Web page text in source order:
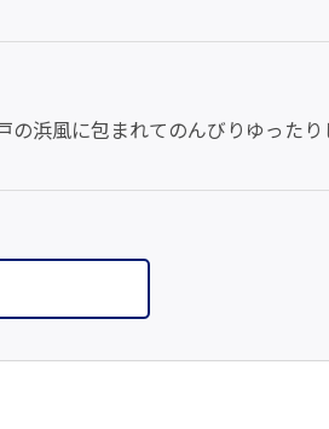
浜風に包まれてのんびりゆったり